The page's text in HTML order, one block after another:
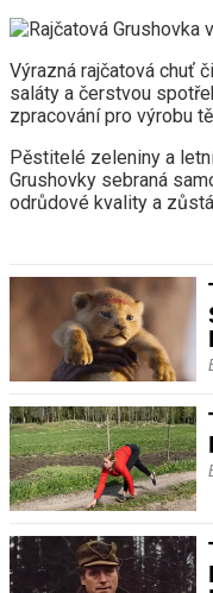
Výrazná rajčatová chuť
saláty a čerstvou
zpracování pro výrobu
Pěstitelé zeleniny a
Grushovky sebraná
odrůdové kvality a